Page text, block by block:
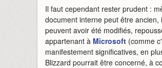
Il faut cependant rester prudent :
document interne peut être
peuvent avoir été modifiés,
appartenant à Microsoft (comme
manifestement significatives, en
Blizzard pourrait être concerné, à